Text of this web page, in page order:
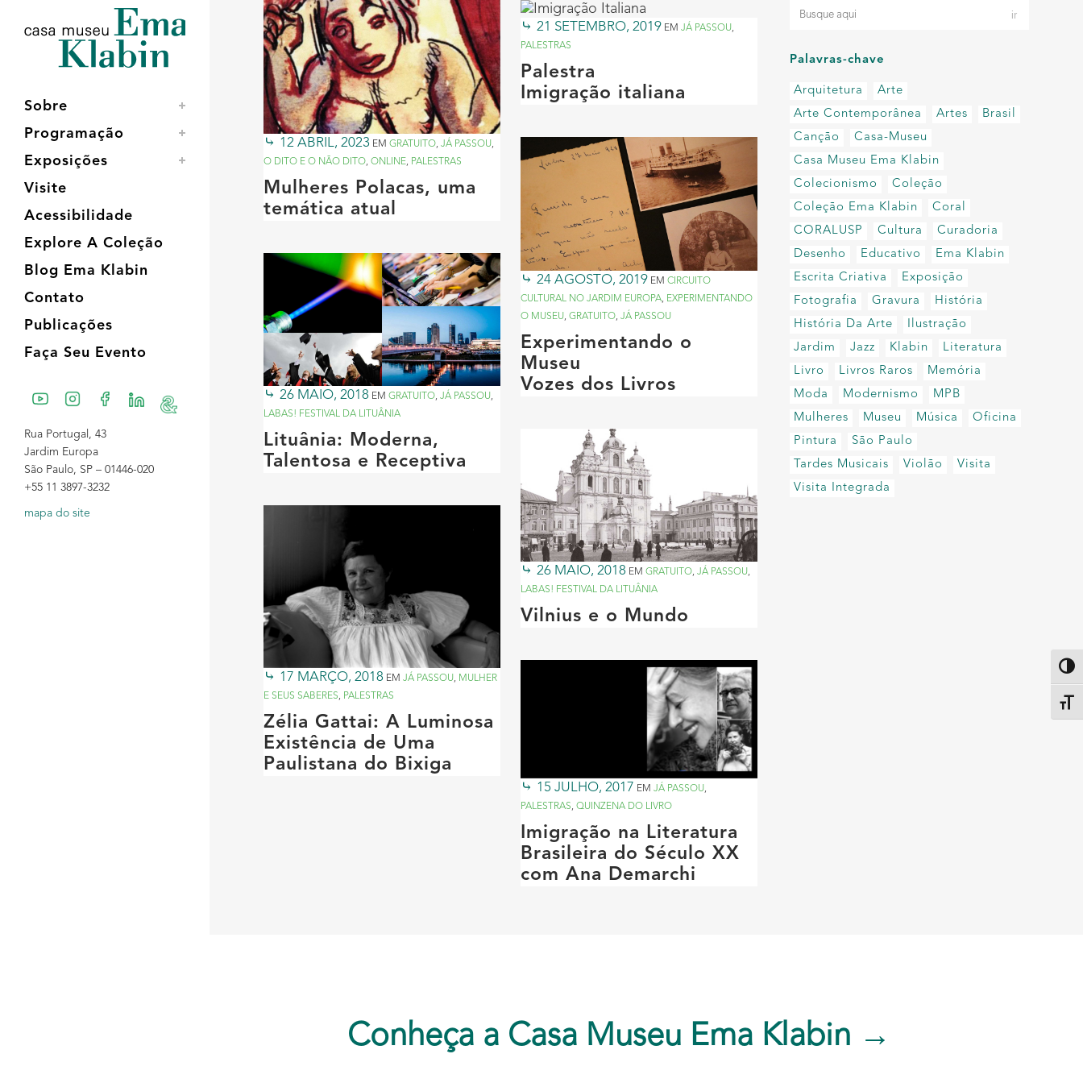
conteúdo
navegação
Sobre
Programação
Exposições
Visite
Acessibilidade
Explore A Coleção
Blog Ema Klabin
Contato
Publicações
Faça Seu Evento
Rua Portugal, 43
Jardim Europa
São Paulo, SP – 01446-020
+55 11 3897-3232
mapa do site
12 ABRIL, 2023 EM GRATUITO, JÁ PASSOU,
O DITO E O NÃO DITO, ONLINE, PALESTRAS
Mulheres Polacas, uma
temática atual
21 SETEMBRO, 2019EM JÁ PASSOU,
PALESTRAS
Palestra
Imigração italiana
24 AGOSTO, 2019EM CIRCUITO
CULTURAL NO JARDIM EUROPA, EXPERIMENTANDO
O MUSEU, GRATUITO, JÁ PASSOU
Experimentando o
Museu
Vozes dos Livros
26 MAIO, 2018 EM GRATUITO, JÁ PASSOU,
LABAS! FESTIVAL DA LITUÂNIA
Lituânia: Moderna,
Talentosa e Receptiva
26 MAIO, 2018EM GRATUITO, JÁ PASSOU,
LABAS! FESTIVAL DA LITUÂNIA
Vilnius e o Mundo
17 MARÇO, 2018 EM JÁ PASSOU, MULHER
E SEUS SABERES, PALESTRAS
Zélia Gattai: A Luminosa
Existência de Uma
Paulistana do Bixiga
15 JULHO, 2017 EM JÁ PASSOU,
PALESTRAS, QUINZENA DO LIVRO
Imigração na Literatura
Brasileira do Século XX
com Ana Demarchi
Palavras-chave
Arquitetura
Arte
Arte Contemporânea
Artes
Brasil
Canção
Casa-Museu
Casa Museu Ema Klabin
Colecionismo
Coleção
Coleção Ema Klabin
Coral
CORALUSP
Cultura
Curadoria
Desenho
Educativo
Ema Klabin
Escrita Criativa
Exposição
Fotografia
Gravura
História
História Da Arte
Ilustração
Jardim
Jazz Klabin
Literatura
Livro
Livros Raros
Memória
Moda
Modernismo
MPB
Mulheres
Museu Música
Oficina
Pintura
São Paulo
Tardes Musicais
Violão
Visita
Visita Integrada
Conheça a Casa Museu Ema Klabin →